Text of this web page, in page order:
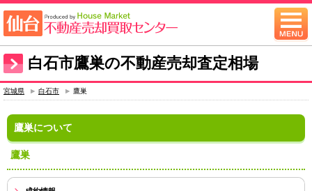
白石市鷹巣の不動産売却査定相場
宮城県 白石市 鷹巣
鷹巣について
鷹巣